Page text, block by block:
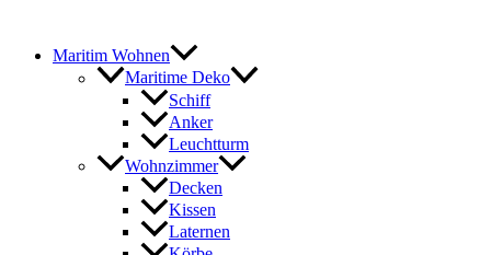
Maritim Wohnen
Maritime Deko
Schiff
Anker
Leuchtturm
Wohnzimmer
Decken
Kissen
Laternen